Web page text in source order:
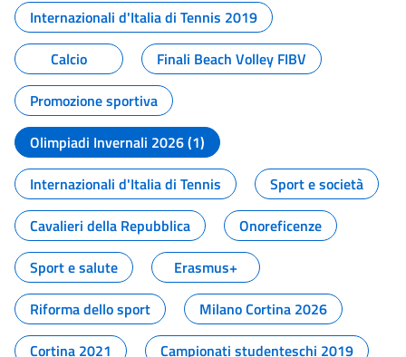
Internazionali d'Italia di Tennis 2019
Calcio
Finali Beach Volley FIBV
Promozione sportiva
Olimpiadi Invernali 2026 (1)
Internazionali d'Italia di Tennis
Sport e società
Cavalieri della Repubblica
Onoreficenze
Sport e salute
Erasmus+
Riforma dello sport
Milano Cortina 2026
Cortina 2021
Campionati studenteschi 2019